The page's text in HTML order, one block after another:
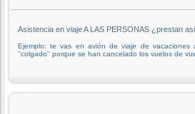
Asistencia en viaje A LAS PERSONAS ¿prestan
Ejemplo: te vas en avión de viaje de
''colgado'' porque se han cancelado los vuelos de